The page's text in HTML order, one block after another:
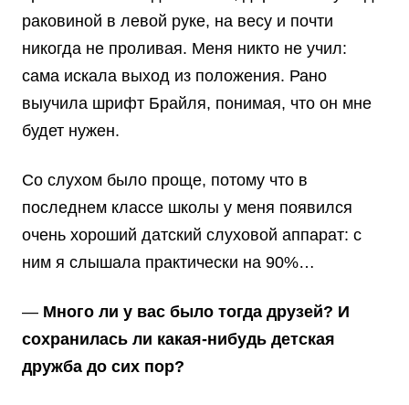
раковиной в левой руке, на весу и почти
никогда не проливая. Меня никто не учил:
сама искала выход из положения. Рано
выучила шрифт Брайля, понимая, что он мне
будет нужен.
Со слухом было проще, потому что в
последнем классе школы у меня появился
очень хороший датский слуховой аппарат: с
ним я слышала практически на 90%…
— Много ли у вас было тогда друзей? И
сохранилась ли какая-нибудь детская
дружба до сих пор?